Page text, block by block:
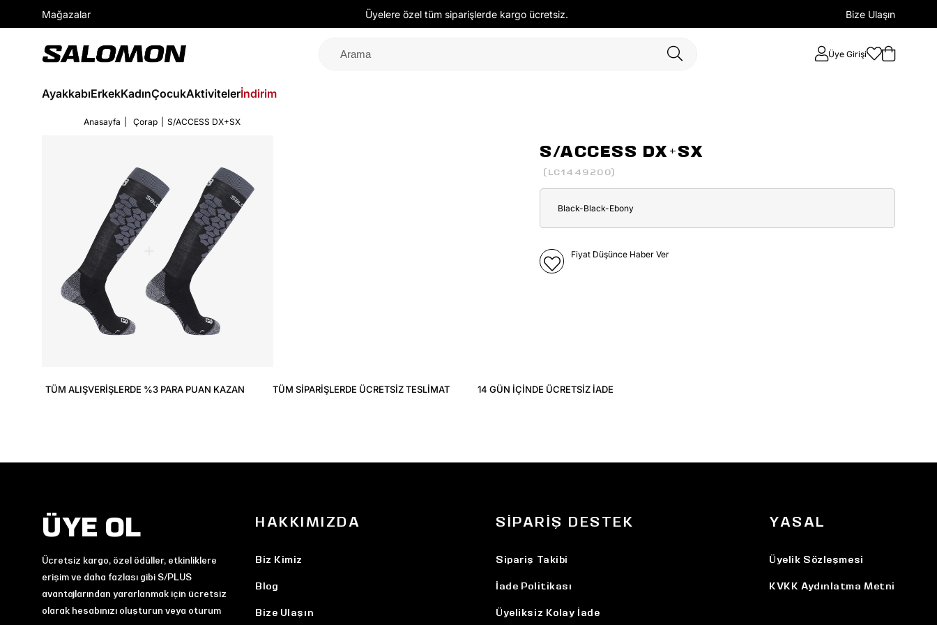
Mağazalar Üyelere özel tüm siparişlerde kargo ücretsiz. Bize Ulaşın
Üye Girişi
AyakkabıErkekKadınÇocukAktivitelerİndirim
Anasayfa Çorap S/ACCESS DX+SX
S/ACCESS DX+SX
(LC1449200)
Black-Black-Ebony
Fiyat Düşünce Haber Ver
TÜM ALIŞVERIŞLERDE %3 PARA PUAN KAZAN TÜM SIPARIŞLERDE ÜCRETSIZ TESLIMAT 14 GÜN IÇINDE ÜCRETSIZ IADE
ÜYE OL
Ücretsiz kargo, özel ödüller, etkinliklere
erişim ve daha fazlası gibi S/PLUS
avantajlarından yararlanmak için ücretsiz
olarak hesabınızı oluşturun veya oturum
HAKKIMIZDA
Biz Kimiz
Blog
Bize Ulaşın
SIPARIŞ DESTEK
Sipariş Takibi
İade Politikası
Üyeliksiz Kolay İade
YASAL
Üyelik Sözleşmesi
KVKK Aydınlatma Metni